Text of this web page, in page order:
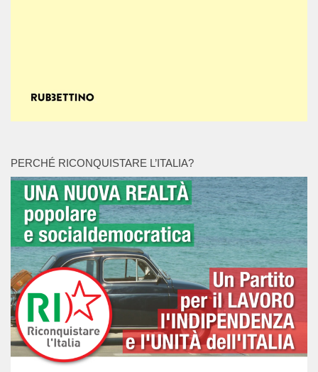
PERCHÉ RICONQUISTARE L’ITALIA?